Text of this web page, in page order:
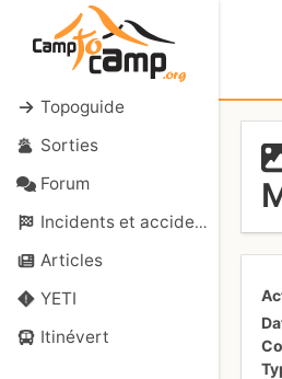
Topoguide
Sorties
Forum
Incidents et accidents
Articles
YETI
Itinévert